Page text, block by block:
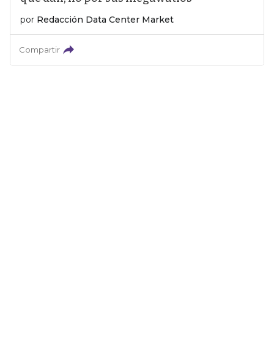
por Redacción Data Center Market
Compartir